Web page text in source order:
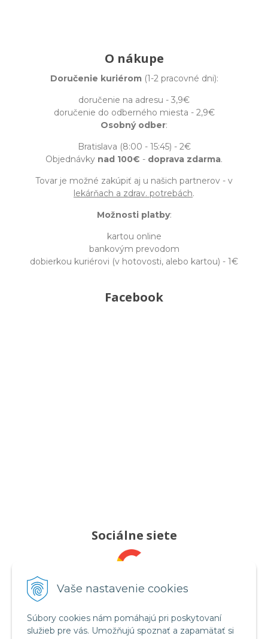
Vaše nastavenie cookies
Súbory cookies nám pomáhajú pri poskytovaní
služieb pre vás. Umožňujú spoznať a zapamätať si
O nákupe
Doručenie kuriérom(1-2 pracovné dni):
doručenie na adresu - 3,9€
doručenie do odberného miesta - 2,9€
Osobný odber:
Bratislava (8:00 - 15:45) - 2€
Objednávky nad 100€ - doprava zdarma.
Tovar je možné zakúpiť aj u našich partnerov - v
lekárňach a zdrav. potrebách.
Možnosti platby:
kartou online
bankovým prevodom
dobierkou kuriérovi (v hotovosti, alebo kartou) - 1€
Facebook
Sociálne siete
Pridajte nám recenziu